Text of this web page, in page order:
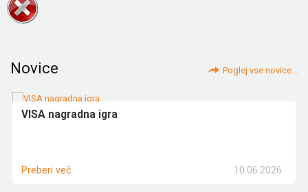
Novice Poglej vse novice...
VISA nagradna igra
10.06.2026
Preberi več